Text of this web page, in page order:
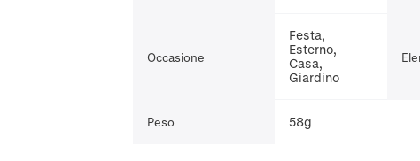
Occasione
Festa,
Esterno,
Casa,
Giardino
Peso 58g